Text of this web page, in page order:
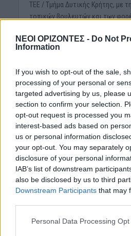
ΝΕΟΙ ΟΡΙΖΟΝΤΕΣ - Do Not
Information
If you wish to opt-out of the sale,
processing of your personal or
targeted advertising by us, please
section to confirm your selection.
opt-out request is processed you
interest-based ads based on
us or personal information
your opt-out. You may separately
disclosure of your personal
IAB’s list of downstream
also be disclosed by us to third
Downstream Participants that may
Personal Data Processing
ΤΕΕ / Τμήμα Δυτικής Κρήτης, με
τοπικών βουλευτών και των
Μετά την ευρεία αυτή σύσκεψη
ζητήματα της εσφαλμένης και
μόνη αιτιολογία του φερόμενου
χαρακτήρα στον αναρτημένο
Δηλαδή, όπου στο Δασικό Χάρτη
υπαγόμενες στη δασική
Διεύθυνσης Δασών, κατά
νομοθεσίας, προβάλλει
Ταυτόχρονα εκκρεμούν χιλιάδες
των αρμοδίων Επιτροπών κατά
Δασικού Χάρτη, ενώ δεν έχουν
εκδοθείσες αποφάσεις των
το ΤΕΕ / Τμήμα Δυτικής Κρήτης